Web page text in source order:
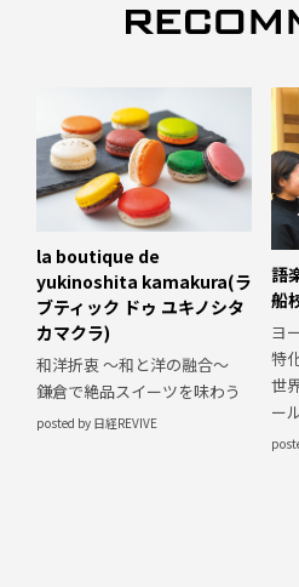
la boutique de
yukinoshita kamakura(ラ
ブティック ドゥ ユキノシタ
カマクラ)
和洋折衷 〜和と洋の融合〜
鎌倉で絶品スイーツを味わう
posted by 日経REVIVE
語
船
ヨ
特
世
ー